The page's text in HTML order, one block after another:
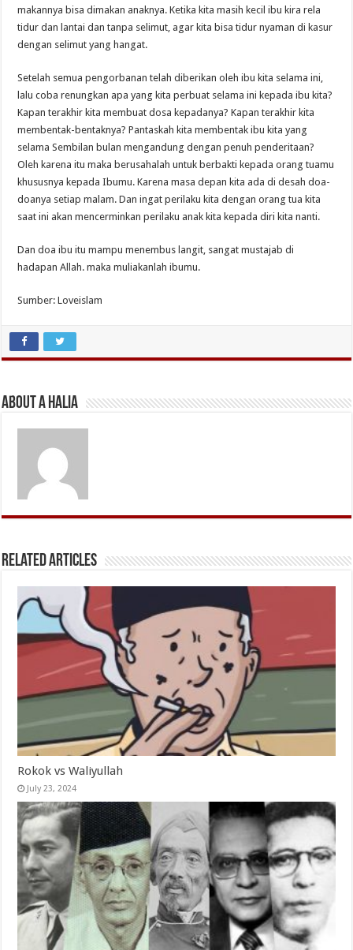
makannya bisa dimakan anaknya. Ketika kita masih kecil ibu kira rela
tidur dan lantai dan tanpa selimut, agar kita bisa tidur nyaman di kasur
dengan selimut yang hangat.
Setelah semua pengorbanan telah diberikan oleh ibu kita selama ini,
lalu coba renungkan apa yang kita perbuat selama ini kepada ibu kita?
Kapan terakhir kita membuat dosa kepadanya? Kapan terakhir kita
membentak-bentaknya? Pantaskah kita membentak ibu kita yang
selama Sembilan bulan mengandung dengan penuh penderitaan?
Oleh karena itu maka berusahalah untuk berbakti kepada orang tuamu
khususnya kepada Ibumu. Karena masa depan kita ada di desah doa-
doanya setiap malam. Dan ingat perilaku kita dengan orang tua kita
saat ini akan mencerminkan perilaku anak kita kepada diri kita nanti.
Dan doa ibu itu mampu menembus langit, sangat mustajab di
hadapan Allah. maka muliakanlah ibumu.
Sumber: Loveislam
About A Halia
Related Articles
Rokok vs Waliyullah
July 23, 2024